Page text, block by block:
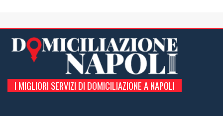
I MIGLIORI SERVIZI DI DOMICILIAZIONE A NAPOLI